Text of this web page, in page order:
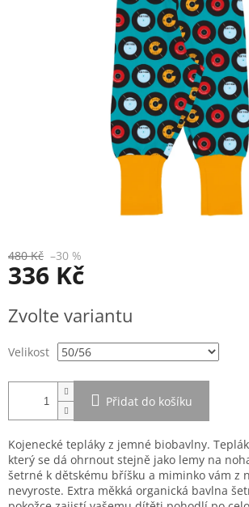
hvězdiček.
480 Kč –30 %
336 Kč
cena:
Zvolte variantu
Velikost
Přidat do košíku
Kojenecké tepláky z jemné biobavlny.
který se dá ohrnout stejně jako lemy na
šetrné k dětskému bříšku a miminko vám z
nevyroste. Extra měkká organická bavlna